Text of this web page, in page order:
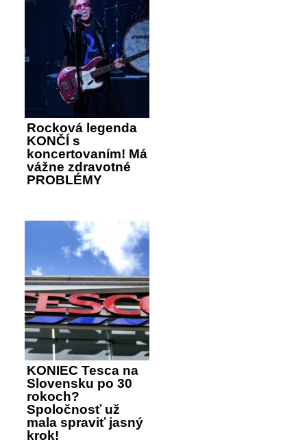
Rocková legenda
KONČÍ s
koncertovaním! Má
vážne zdravotné
PROBLÉMY
KONIEC Tesca na
Slovensku po 30
rokoch?
Spoločnosť už
mala spraviť jasný
krok!